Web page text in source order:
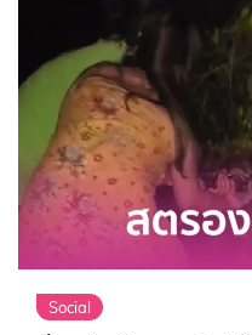
Social